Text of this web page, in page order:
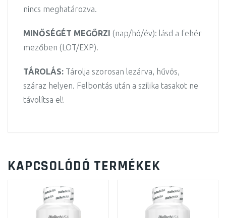
nincs meghatározva.
MINŐSÉGÉT MEGŐRZI (nap/hó/év): lásd a fehér
mezőben (LOT/EXP).
TÁROLÁS: Tárolja szorosan lezárva, hűvös,
száraz helyen. Felbontás után a szilika tasakot ne
távolítsa el!
KAPCSOLÓDÓ TERMÉKEK